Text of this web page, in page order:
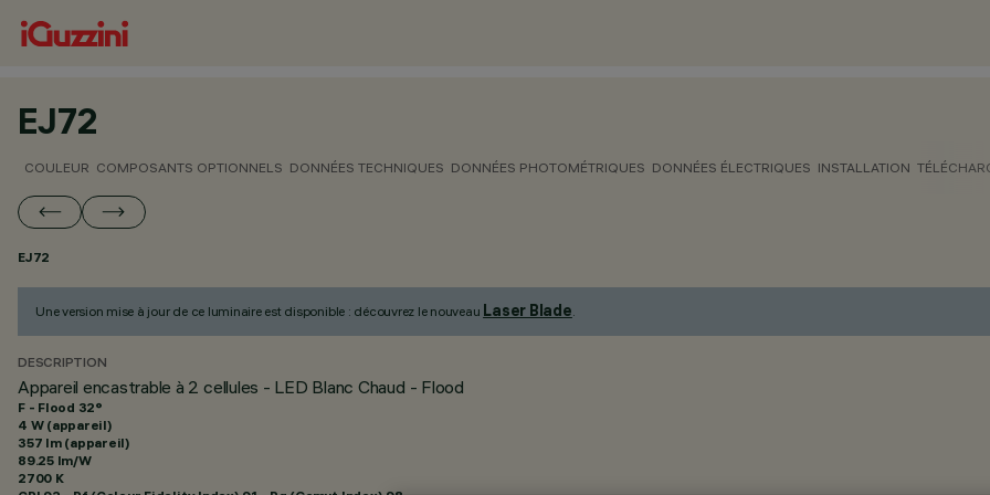
EJ72
COULEUR COMPOSANTS OPTIONNELS DONNÉES TECHNIQUES DONNÉES PHOTOMÉTRIQUES DONNÉES ÉLECTRIQUES INSTALLATION
EJ72
Une version mise à jour de ce luminaire est disponible : découvrez le nouveau Laser Blade.
DESCRIPTION
Appareil encastrable à 2 cellules - LED Blanc Chaud - Flood
F - Flood 32°
4 W (appareil)
357 lm (appareil)
89.25 lm/W
2700 K